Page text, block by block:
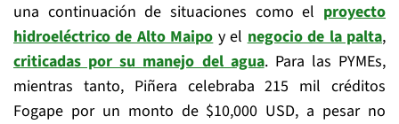
una continuación de situaciones como el proyecto
hidroeléctrico de Alto Maipoy elnegocio de la palta,
criticadas por su manejo del agua. Para las PYMEs,
mientras tanto, Piñera celebraba 215 mil créditos
Fogape por un monto de $10,000 USD, a pesar no